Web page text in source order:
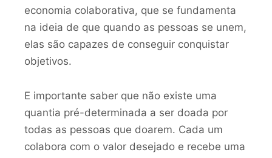
economia colaborativa, que se fundamenta
na ideia de que quando as pessoas se unem,
elas são capazes de conseguir conquistar
objetivos.
E importante saber que não existe uma
quantia pré-determinada a ser doada por
todas as pessoas que doarem. Cada um
colabora com o valor desejado e recebe uma